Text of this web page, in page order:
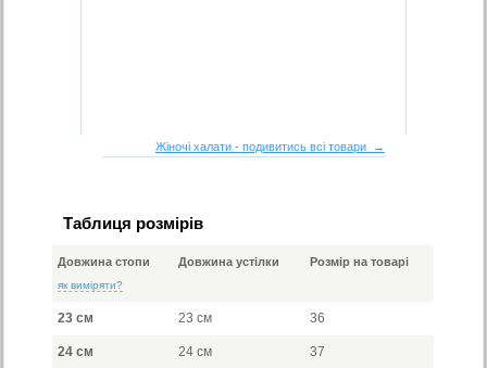
Жіночі халати - подивитись всі товари →
Таблиця розмірів
Довжина стопи
як виміряти?
Довжина устілки Розмір на товарі
23 см 23 см 36
24 см 24 см 37